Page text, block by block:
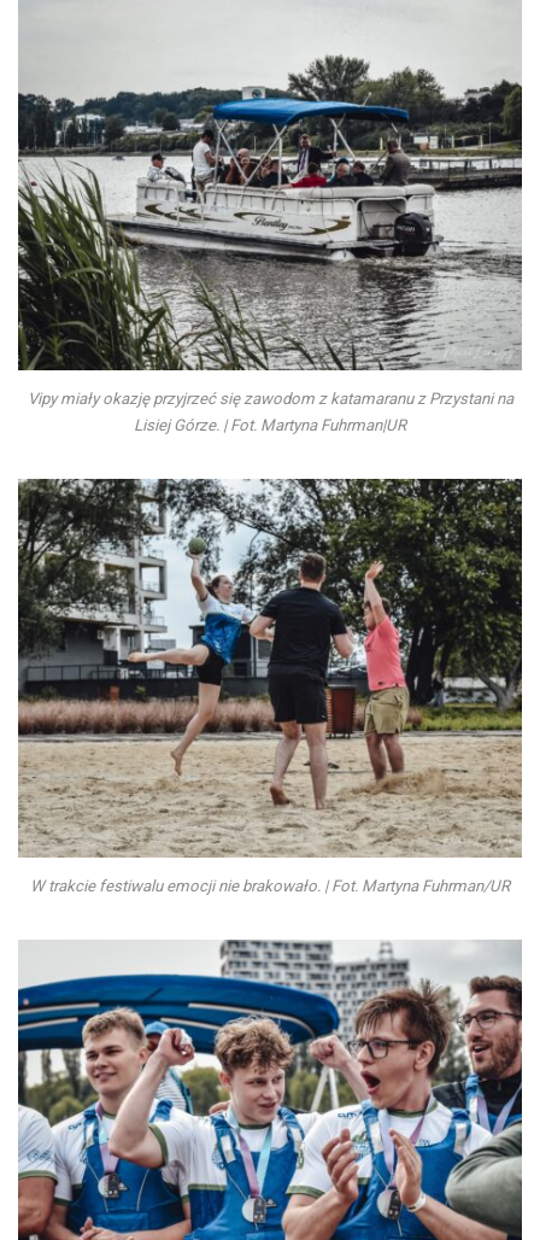
Vipy miały okazję przyjrzeć się zawodom z katamaranu z Przystani na
Lisiej Górze. | Fot. Martyna Fuhrman|UR
W trakcie festiwalu emocji nie brakowało. | Fot. Martyna Fuhrman/UR